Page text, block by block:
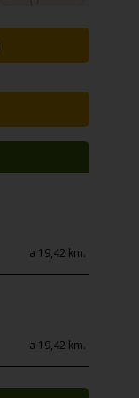
a 19,42 km.
a 19,42 km.